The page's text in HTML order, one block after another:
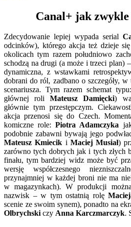
Canal+ jak
Zdecydowanie lepiej wypada serial
odcinków), którego akcja też dzieje
okolicach tym razem południowo
schodzą na drugi (a może i trzeci plan)
dynamiczna, z wstawkami
dobrani do ról, zadbano o szczegóły,
scenariusza. Tym razem schemat
głównej roliMateusz Damięcki)
głównie tym przestępczym.
akcja przenosi się do Czech.
komiczne role:Piotra Adamczyka
podobnie zabawni bywają jego
Mateusz Kmiecik i Maciej Musiał)
zarówno tych dobrych jak i tych złych
finału, tym bardziej widz może być
wersję współczesnego
przynajmniej w każdej broni nie ma
w magazynkach). W produkcji
nazwisk – w tym ostatnią rolę
scenie ze swoim synem), ponadto na
Olbrychskiczy Anna Karczmarczyk.